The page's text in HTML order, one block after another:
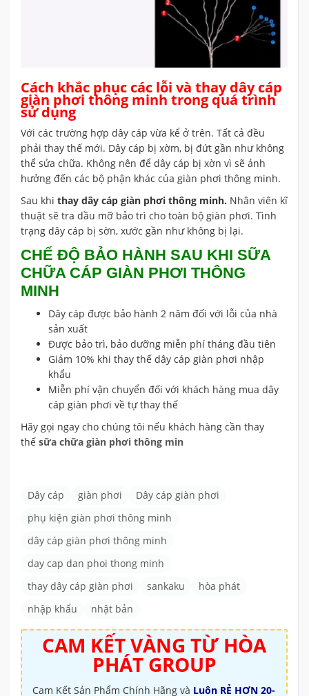
Cách khắc phục các lỗi và thay dây cáp
giàn phơi thông minh trong quá trình
sử dụng
Với các trường hợp dây cáp vừa kể ở trên. Tất cả đều
phải thay thế mới. Dây cáp bị xờm, bị đứt gần như không
thể sửa chữa. Không nên để dây cáp bị xờn vì sẽ ảnh
hưởng đến các bộ phận khác của giàn phơi thông minh.
Sau khi thay dây cáp giàn phơi thông minh. Nhân viên kĩ
thuật sẽ tra dầu mỡ bảo trì cho toàn bộ giàn phơi. Tình
trạng dây cáp bị sờn, xước gần như không bị lại.
CHẾ ĐỘ BẢO HÀNH SAU KHI SỮA
CHỮA CÁP GIÀN PHƠI THÔNG
MINH
Dây cáp được bảo hành 2 năm đối với lỗi của nhà
sản xuất
Được bảo trì, bảo dưỡng miễn phí tháng đầu tiên
Giảm 10% khi thay thế dây cáp giàn phơi nhập
khẩu
Miễn phí vận chuyển đối với khách hàng mua dây
cáp giàn phơi về tự thay thế
Hãy gọi ngay cho chúng tôi nếu khách hàng cần thay
thế sữa chữa giàn phơi thông min
Dây cáp giàn phơi
Dây cáp giàn phơi
phụ kiện giàn phơi thông minh
dây cáp giàn phơi thông minh
day cap dan phoi thong minh
thay dây cáp giàn phơi
sankaku
hòa phát
nhập khẩu
nhật bản
CAM KẾT VÀNG TỪ HÒA
PHÁT GROUP
Cam Kết Sản Phẩm Chính Hãng và Luôn RẺ HƠN 20-